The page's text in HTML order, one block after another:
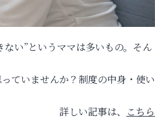
い”というママは多いもの。そん
ていませんか？制度の中身・使い
詳しい記事は、
こちら